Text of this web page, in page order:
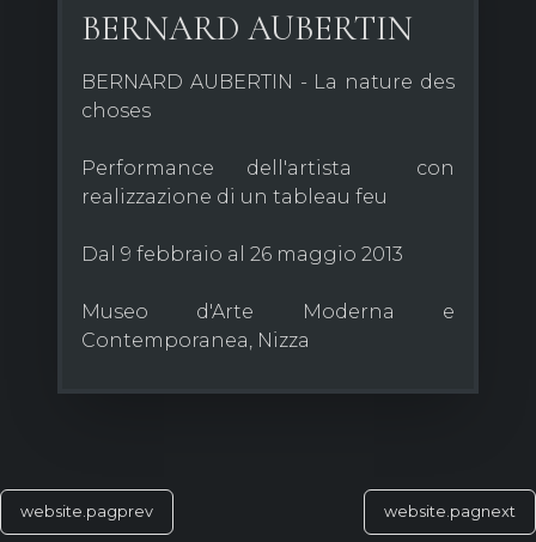
BERNARD AUBERTIN
BERNARD AUBERTIN - La nature des
choses
Performance dell'artista con
realizzazione di un tableau feu
Dal 9 febbraio al 26 maggio 2013
Museo d'Arte Moderna e
Contemporanea, Nizza
website.pagprev website.pagnext